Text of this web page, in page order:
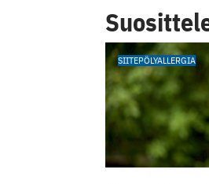
SIITEPÖLYALLERGIA